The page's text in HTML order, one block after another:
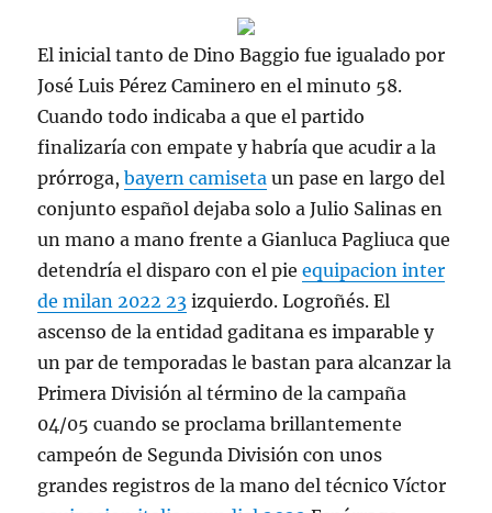
El inicial tanto de Dino Baggio fue igualado por
José Luis Pérez Caminero en el minuto 58.
Cuando todo indicaba a que el partido
finalizaría con empate y habría que acudir a la
prórroga,bayern camiseta un pase en largo del
conjunto español dejaba solo a Julio Salinas en
un mano a mano frente a Gianluca Pagliuca que
detendría el disparo con el pieequipacion inter
de milan 2022 23 izquierdo. Logroñés. El
ascenso de la entidad gaditana es imparable y
un par de temporadas le bastan para alcanzar la
Primera División al término de la campaña
04/05 cuando se proclama brillantemente
campeón de Segunda División con unos
grandes registros de la mano del técnico Víctor